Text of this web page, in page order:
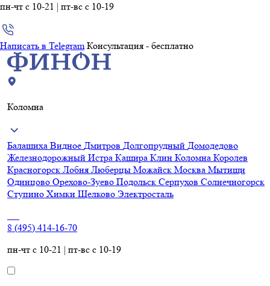
пн-чт с 10-21 | пт-вс с 10-19
Написать в Telegram Консультация - бесплатно
Коломна
Балашиха Видное Дмитров Долгопрудный Домодедово
Железнодорожный Истра Кашира Клин Коломна Королев
Красногорск Лобня Люберцы Можайск Москва Мытищи
Одинцово Орехово-Зуево Подольск Серпухов Солнечногорск
Ступино Химки Щелково Электросталь
8 (495) 414-16-70
пн-чт с 10-21 | пт-вс с 10-19